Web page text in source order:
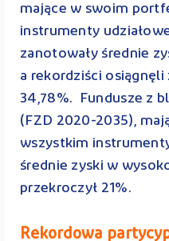
mające w swoim
instrumenty
zanotowały średnie
a rekordziści
34,78%. Fundusze z
(FZD 2020-2035),
wszystkim
średnie zyski w
przekroczył 21%.
Rekordowa